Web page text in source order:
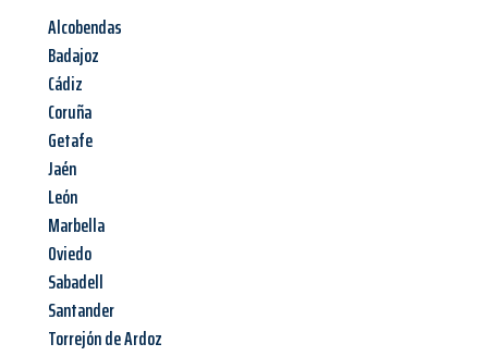
Alcobendas
Badajoz
Cádiz
Coruña
Getafe
Jaén
León
Marbella
Oviedo
Sabadell
Santander
Torrejón de Ardoz